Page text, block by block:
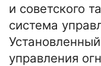
и советского
система
управления